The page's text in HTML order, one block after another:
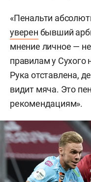
«Пенальти
уверен бывший
мнение личное —
правилам у Сухого
Рука отставлена,
видит мяча. Это
рекомендациям».